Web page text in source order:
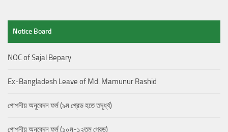
Notice Board
NOC of Sajal Bepary
Ex-Bangladesh Leave of Md. Mamunur Rashid
গোপনীয় অনুবেদন ফর্ম (৯ম গ্রেড হতে তদূর্ধ্ব)
গোপনীয় অনুবেদন ফর্ম (১০ম-১২তম গ্রেড)